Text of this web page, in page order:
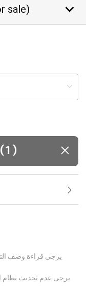
sale) keyboard_arrow_down
(1 )
يرجى قراءة وصف
يرجى عدم تحديث نظام